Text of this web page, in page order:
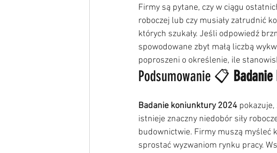
Firmy są pytane, czy w ciągu
roboczej lub czy musiały zatrudnić
których szukały. Jeśli odpowiedź
spowodowane zbyt małą liczbą
poproszeni o określenie, ile
Podsumowanie 📋
Badanie koniunktury 2024
istnieje znaczny niedobór siły
budownictwie. Firmy muszą myśleć
sprostać wyzwaniom rynku pracy.